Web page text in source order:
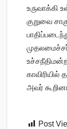
உருவாக்கி
குறுவை
அவர்
Post